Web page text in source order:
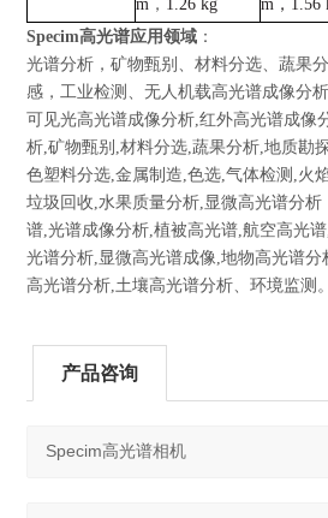
m ， 1.26 kg
m，1.56
Specim高光谱应用领域 ：
光谱分析，矿物甄别、材料分选、蔬果
感，工业检测、无人机载高光谱成像分
可见光高光谱成像分析,红外高光谱成像
析,矿物甄别,材料分选,蔬果分析,地质勘
色塑料分选,金属制造,色选,气体检测,火
垃圾回收,水果质量分析,显微高光谱分
谱,光谱成像分析,植被高光谱,航空高光
光谱分析,显微高光谱成像,地物高光谱
高光谱分析,土壤高光谱分析、环境监测。
产品咨询